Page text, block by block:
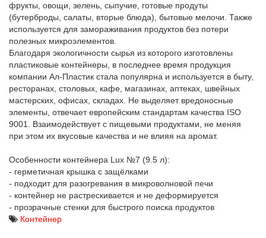
фрукты, овощи, зелень, сыпучие, готовые продуты
(бутерброды, салаты, вторые блюда), бытовые мелочи. Также
используется для замораживания продуктов без потери
полезных микроэлементов.
Благодаря экологичности сырья из которого изготовлены
пластиковые контейнеры, в последнее время продукция
компании Ал-Пластик стала популярна и используется в быту,
ресторанах, столовых, кафе, магазинах, аптеках, швейных
мастерских, офисах, складах. Не выделяет вредоносные
элементы, отвечает европейским стандартам качества ISO
9001. Взаимодействует с пищевыми продуктами, не меняя
при этом их вкусовые качества и не влияя на аромат.
Особенности контейнера Lux №7 (9.5 л):
- герметичная крышка с защёлками
- подходит для разогревания в микроволновой печи
- контейнер не растрескивается и не деформируется
- прозрачные стенки для быстрого поиска продуктов
Контейнер